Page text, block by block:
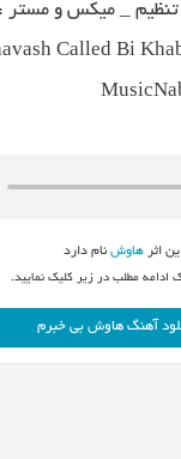
_ میکس و مستر
Called Bi
اثرهاوش نام دارد
ادامه مطلب در زیر کلیک نمایید.
آهنگ هاوش بی خبرم